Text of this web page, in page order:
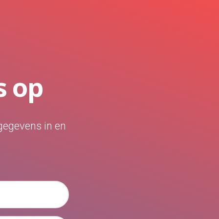
op
in en